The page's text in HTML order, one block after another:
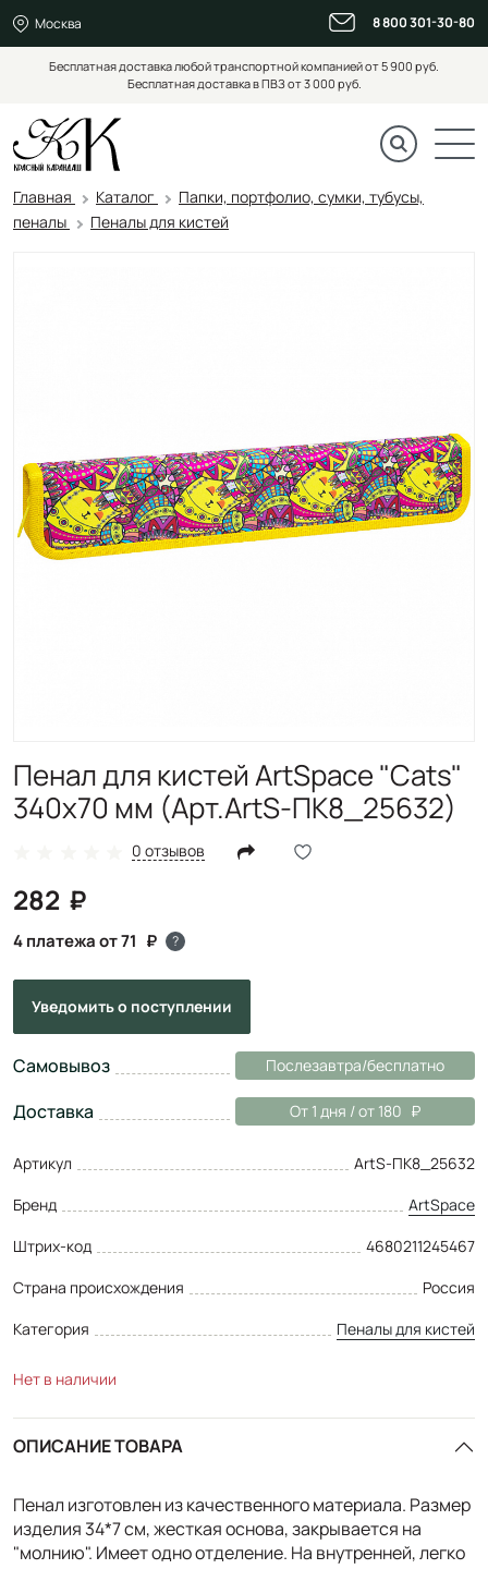
Москва 8 800 301-30-80
Бесплатная доставка любой транспортной компанией от 5 900 руб.
Бесплатная доставка в ПВЗ от 3 000 руб.
Главная Каталог
Папки, портфолио, сумки, тубусы,
пеналы
Пеналы для кистей
Пенал для кистей ArtSpace "Cats"
340х70 мм (Арт.ArtS-ПК8_25632)
0 отзывов
282
4 платежа от 71 ?
Уведомитьо поступлении
Самовывоз Послезавтра/бесплатно
Доставка От 1 дня / от 180
Артикул
ArtS-ПК8_25632
Бренд
ArtSpace
Штрих-код
4680211245467
Страна происхождения
Россия
Категория
Пеналы для кистей
Нет в наличии
ОПИСАНИЕ ТОВАРА
Пенал изготовлен из качественного материала. Размер
изделия 34*7 см, жесткая основа, закрывается на
"молнию". Имеет одно отделение. На внутренней, легко